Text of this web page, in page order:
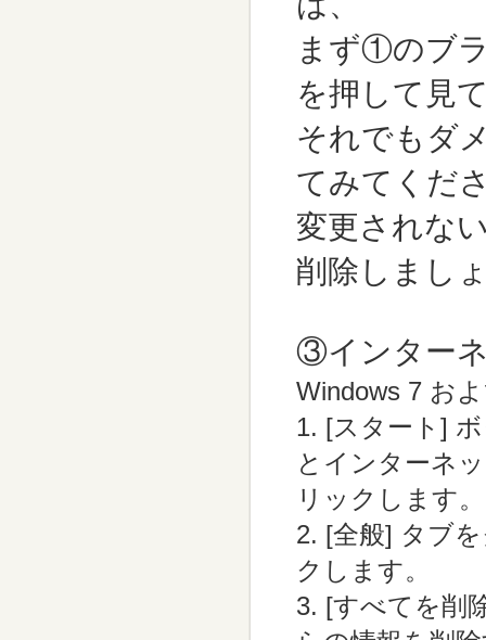
まず①のブ
を押して見
それでもダ
てみてくだ
変更されな
削除しまし
③インター
Windows 7 お
1. [スタート]
とインターネ
リックします。
2. [全般] タブ
クします。
3. [すべてを削